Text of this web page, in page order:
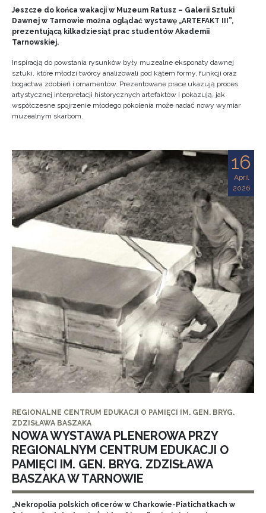
Jeszcze do końca wakacji w Muzeum Ratusz – Galerii Sztuki
Dawnej w Tarnowie można oglądać wystawę „ARTEFAKT III”,
prezentującą kilkadziesiąt prac studentów Akademii
Tarnowskiej.
Inspiracją do powstania rysunków były muzealne eksponaty dawnej
sztuki, które młodzi twórcy analizowali pod kątem formy, funkcji oraz
bogactwa zdobień i ornamentów. Prezentowane prace ukazują proces
artystycznej interpretacji historycznych artefaktów i pokazują, jak
współczesne spojrzenie młodego pokolenia może nadać nowy wymiar
muzealnym skarbom.
16
April
2026
REGIONALNE CENTRUM EDUKACJI O PAMIĘCI IM. GEN. BRYG.
ZDZISŁAWA BASZAKA
NOWA WYSTAWA PLENEROWA PRZY
REGIONALNYM CENTRUM EDUKACJI O
PAMIĘCI IM. GEN. BRYG. ZDZISŁAWA
BASZAKA W TARNOWIE
„Nekropolia polskich oficerów w Charkowie-Piatichatkach w